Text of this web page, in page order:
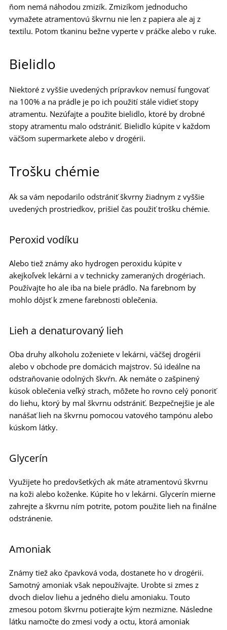
ňom nemá náhodou zmizík. Zmizíkom jednoducho
vymažete atramentovú škvrnu nie len z papiera ale aj z
textilu. Potom tkaninu bežne vyperte v práčke alebo v ruke.
Bielidlo
Niektoré z vyššie uvedených prípravkov nemusí fungovať
na 100% a na prádle je po ich použití stále vidieť stopy
atramentu. Nezúfajte a použite bielidlo, ktoré by drobné
stopy atramentu malo odstrániť. Bielidlo kúpite v každom
väčšom supermarkete alebo v drogérii.
Trošku chémie
Ak sa vám nepodarilo odstrániť škvrny žiadnym z vyššie
uvedených prostriedkov, prišiel čas použiť trošku chémie.
Peroxid vodíku
Alebo tiež známy ako hydrogen peroxidu kúpite v
akejkoľvek lekárni a v technicky zameraných drogériach.
Používajte ho ale iba na biele prádlo. Na farebnom by
mohlo dôjsť k zmene farebnosti oblečenia.
Lieh a denaturovaný lieh
Oba druhy alkoholu zoženiete v lekárni, väčšej drogérii
alebo v obchode pre domácich majstrov. Sú ideálne na
odstraňovanie odolných škvŕn. Ak nemáte o zašpinený
kúsok oblečenia veľký strach, môžete ho rovno celý ponoriť
do liehu, ktorý by mal škvrnu odstrániť. Bezpečnejšie je ale
nanášať lieh na škvrnu pomocou vatového tampónu alebo
kúskom látky.
Glycerín
Využijete ho predovšetkých ak máte atramentovú škvrnu
na koži alebo koženke. Kúpite ho v lekárni. Glycerín mierne
zahrejte a škvrnu ním potrite, potom použite lieh na finálne
odstránenie.
Amoniak
Známy tiež ako čpavková voda, dostanete ho v drogérii.
Samotný amoniak však nepoužívajte. Urobte si zmes z
dvoch dielov liehu a jedného dielu amoniaku. Touto
zmesou potom škvrnu potierajte kým nezmizne. Následne
látku namočte do zmesi vody a octu, ktorá amoniak